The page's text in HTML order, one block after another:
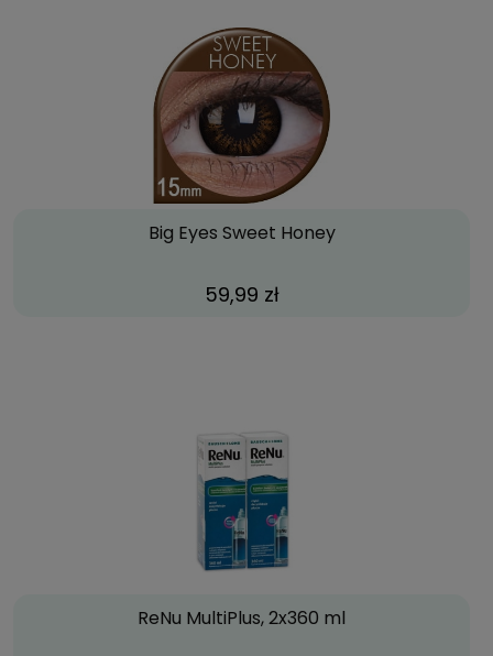
Big Eyes Sweet Honey
59,99 zł
ReNu MultiPlus, 2x360 ml